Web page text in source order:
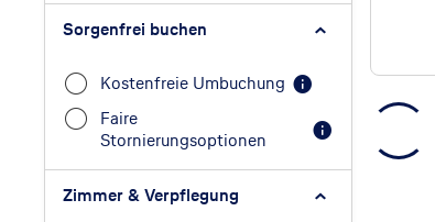
Sorgenfrei buchen
Kostenfreie Umbuchung
Faire
Stornierungsoptionen
Zimmer & Verpflegung